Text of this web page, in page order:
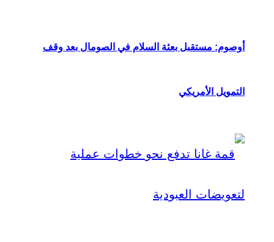
أوصوم: مستقبل بعثة السلام في الصومال بعد وقف
التمويل الأمريكي